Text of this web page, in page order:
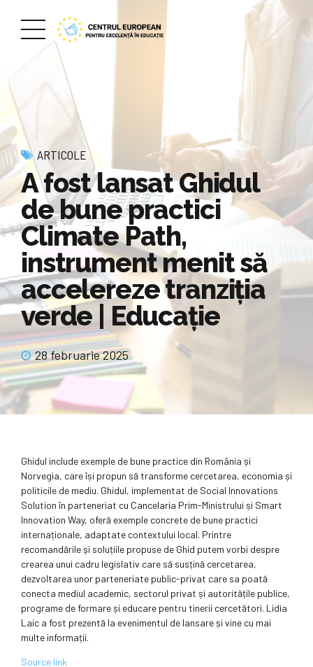
ARTICOLE
A fost lansat Ghidul
de bune practici
Climate Path,
instrument menit să
accelereze tranziția
verde | Educație
28 februarie 2025
Ghidul include exemple de bune practice din România și
Norvegia, care își propun să transforme cercetarea, economia și
politicile de mediu. Ghidul, implementat de Social Innovations
Solution în parteneriat cu Cancelaria Prim-Ministrului și Smart
Innovation Way, oferă exemple concrete de bune practici
internaționale, adaptate contextului local. Printre
recomandările și soluțiile propuse de Ghid putem vorbi despre
crearea unui cadru legislativ care să susțină cercetarea,
dezvoltarea unor parteneriate public-privat care sa poată
conecta mediul academic, sectorul privat și autoritățile publice,
programe de formare și educare pentru tinerii cercetători. Lidia
Laic a fost prezentă la evenimentul de lansare și vine cu mai
multe informații.
Source link